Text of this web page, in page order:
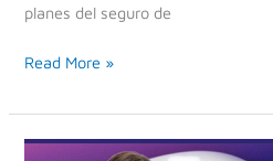
planes del seguro de
Read More »
Planes